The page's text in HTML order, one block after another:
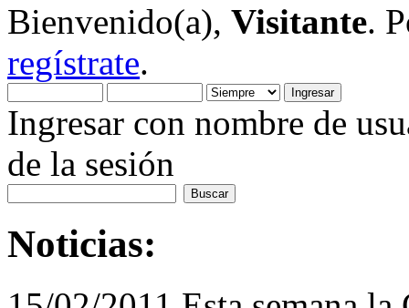
Bienvenido(a), Visitante.
regístrate.
Ingresar con nombre de
de la sesión
Noticias: